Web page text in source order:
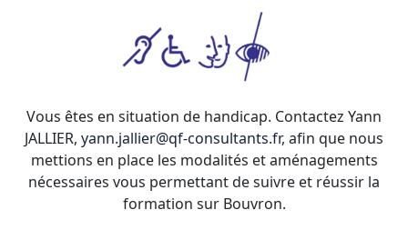
Vous êtes en situation de handicap. Contactez Yann
JALLIER, yann.jallier@qf-consultants.fr, afin que nous
mettions en place les modalités et aménagements
nécessaires vous permettant de suivre et réussir la
formation sur Bouvron.